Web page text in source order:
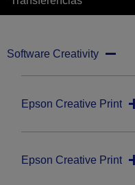
Software Creativity
Epson Creative Print
Epson Creative Print